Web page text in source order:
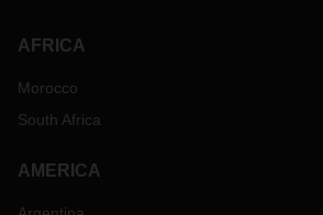
AFRICA
Morocco
South Africa
AMERICA